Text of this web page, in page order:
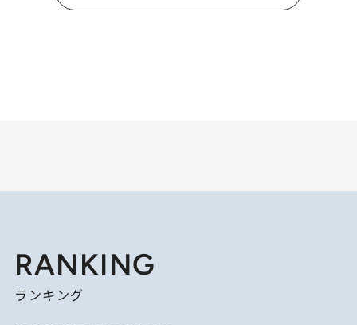
RANKING
ランキング